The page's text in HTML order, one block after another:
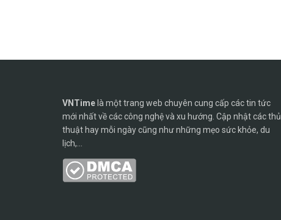
VNTime là một trang web chuyên cung cấp các tin tức
mới nhất về các công nghệ và xu hướng. Cập nhật các thủ
thuật hay mỗi ngày cũng như những mẹo sức khỏe, du
lịch,...